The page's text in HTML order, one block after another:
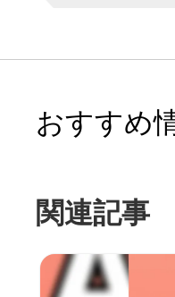
おすすめ
関連記事